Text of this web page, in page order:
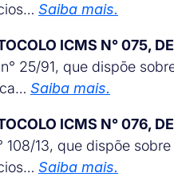
Saiba mais.
ICMS N° 075,
25/91, que dispõe
Saiba mais.
ICMS N° 076,
108/13, que dispõe
Saiba mais.